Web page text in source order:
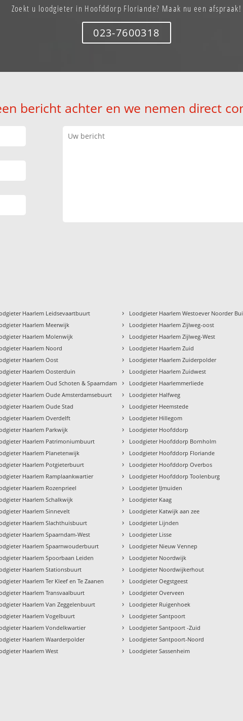
Zoekt u loodgieter in Hoofddorp Floriande? Maak nu een afspraak!
023-7600318
bericht achter en we nemen direct
Haarlem Leidsevaartbuurt
Haarlem Meerwijk
Haarlem Molenwijk
Haarlem Noord
Haarlem Oost
Haarlem Oosterduin
Haarlem Oud Schoten & Spaarndam
Haarlem Oude Amsterdamsebuurt
Haarlem Oude Stad
Haarlem Overdelft
Haarlem Parkwijk
Haarlem Patrimoniumbuurt
Haarlem Planetenwijk
Haarlem Potgieterbuurt
Haarlem Ramplaankwartier
Haarlem Rozenprieel
Haarlem Schalkwijk
Haarlem Sinnevelt
Haarlem Slachthuisbuurt
Haarlem Spaarndam-West
Haarlem Spaarnwouderbuurt
Haarlem Spoorbaan Leiden
Haarlem Stationsbuurt
Haarlem Ter Kleef en Te Zaanen
Haarlem Transvaalbuurt
Haarlem Van Zeggelenbuurt
Haarlem Vogelbuurt
Haarlem Vondelkwartier
Haarlem Waarderpolder
Haarlem West
› Loodgieter Haarlem Westoever Noorder
› Loodgieter Haarlem Zijlweg-oost
› Loodgieter Haarlem Zijlweg-West
› Loodgieter Haarlem Zuid
› Loodgieter Haarlem Zuiderpolder
› Loodgieter Haarlem Zuidwest
› Loodgieter Haarlemmerliede
› Loodgieter Halfweg
› Loodgieter Heemstede
› Loodgieter Hillegom
› Loodgieter Hoofddorp
› Loodgieter Hoofddorp Bornholm
› Loodgieter Hoofddorp Floriande
› Loodgieter Hoofddorp Overbos
› Loodgieter Hoofddorp Toolenburg
› Loodgieter IJmuiden
› Loodgieter Kaag
› Loodgieter Katwijk aan zee
› Loodgieter Lijnden
› Loodgieter Lisse
› Loodgieter Nieuw Vennep
› Loodgieter Noordwijk
› Loodgieter Noordwijkerhout
› Loodgieter Oegstgeest
› Loodgieter Overveen
› Loodgieter Ruigenhoek
› Loodgieter Santpoort
› Loodgieter Santpoort -Zuid
› Loodgieter Santpoort-Noord
› Loodgieter Sassenheim